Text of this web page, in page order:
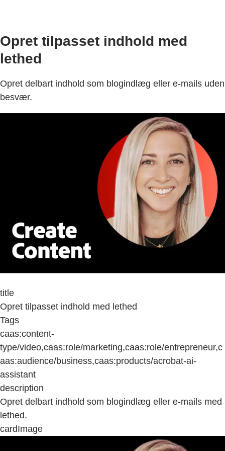
Opret tilpasset indhold med
lethed
Opret delbart indhold som blogindlæg eller e-mails uden
besvær.
title
Opret tilpasset indhold med lethed
Tags
caas:content-
type/video,caas:role/marketing,caas:role/entrepreneur,c
aas:audience/business,caas:products/acrobat-ai-
assistant
description
Opret delbart indhold som blogindlæg eller e-mails med
lethed.
cardImage